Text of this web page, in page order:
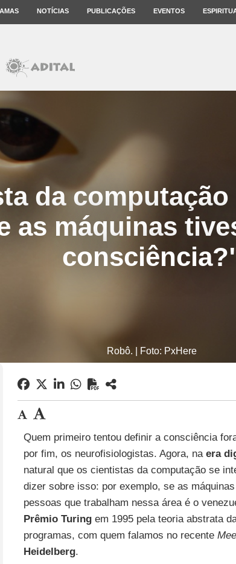
NOTÍCIAS PUBLICAÇÕES EVENTOS
da
as máquinas
Robô. | Foto: PxHere
Quem primeiro tentou definir a consciência
por fim, os neurofisiologistas. Agora, na era
natural que os cientistas da computação se
dizer sobre isso: por exemplo, se as
pessoas que trabalham nessa área é o
Prêmio Turingem 1995 pela teoria abstrata
programas, com quem falamos no recente
Heidelberg.